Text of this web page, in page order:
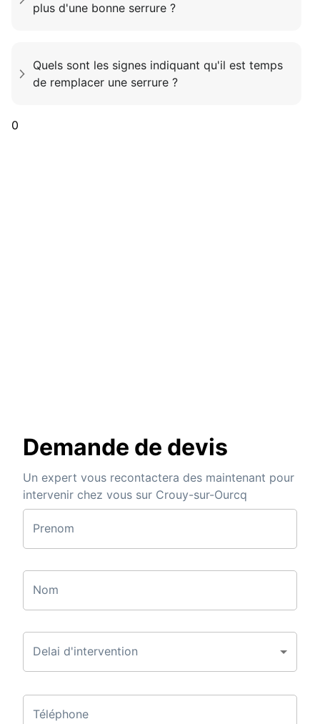
plus d'une bonne serrure ?
Quels sont les signes indiquant qu'il est temps
de remplacer une serrure ?
0
Demande de devis
Un expert vous recontactera des maintenant pour
intervenir chez vous sur Crouy-sur-Ourcq
Prenom
Nom
Delai d'intervention
Téléphone